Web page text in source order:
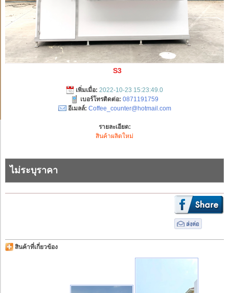
S3
เพิ่มเมื่อ: 2022-10-23 15:23:49.0
เบอร์โทรติดต่อ: 0871191759
อีเมลล์: Coffee_counter@hotmail.com
รายละเอียด:
สินค้าผลิตใหม่
ไม่ระบุราคา
สินค้าที่เกี่ยวข้อง